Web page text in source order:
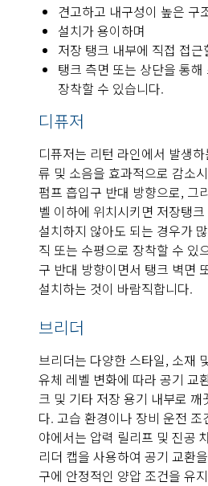
견고하고 내구성이 높은 구
설치가 용이하며
저장 탱크 내부에 직접 접근
탱크 측면 또는 상단을 통
장착할 수 있습니다.
디퓨저
디퓨저는 리턴 라인에서 발생
류 및 소음을 효과적으로 감소
펌프 흡입구 반대 방향으로, 그
벨 이하에 위치시키면 저장탱
설치하지 않아도 되는 경우가
직 또는 수평으로 장착할 수 있
구 반대 방향이면서 탱크 벽면
설치하는 것이 바람직합니다.
브리더
브리더는 다양한 스타일, 소재
유체 레벨 변화에 따라 공기 교
크 및 기타 저장 용기 내부로 깨
다. 고습 환경이나 장비 운전 조
야에서는 압력 릴리프 및 진공
리더 캡을 사용하여 공기 교환
구에 안정적인 양압 조건을 유